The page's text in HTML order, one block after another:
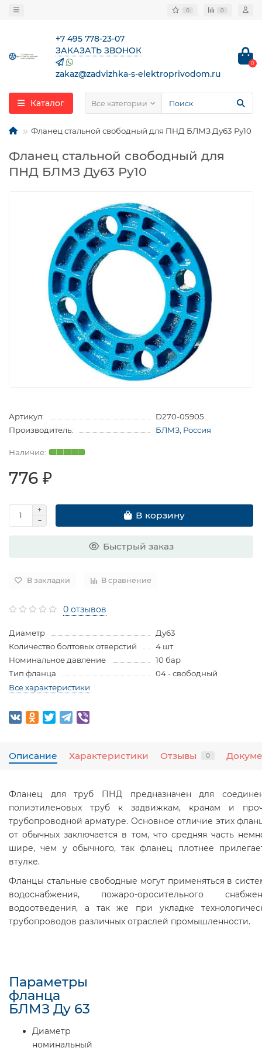
0 0
+7 495 778-23-07
ЗАКАЗАТЬ ЗВОНОК
zakaz@zadvizhka-s-elektroprivodom.ru
0
Каталог Все категории
Фланец стальной свободный для ПНД БЛМЗ Ду63 Ру10
Фланец стальной свободный для
ПНД БЛМЗ Ду63 Ру10
Артикул:
D270-05905
Производитель:
БЛМЗ, Россия
776 ₽
В корзину
Быстрый заказ
В закладки В сравнение
0 отзывов
Диаметр
Ду63
Количество болтовых отверстий
4 шт
Номинальное давление
10 бар
Тип фланца
04 - свободный
Все характеристики
Описание Характеристики Отзывы 0
Фланец для труб ПНД предназначен для
полиэтиленовых труб к задвижкам, кранам и
трубопроводной арматуре. Основное отличие этих
от обычных заключается в том, что средняя часть
шире, чем у обычного, так фланец плотнее
втулке.
Фланцы стальные свободные могут применяться в
водоснабжения, пожаро-оросительного
водоотведения, а так же при укладке
трубопроводов различных отраслей промышленности.
Параметры
фланца
БЛМЗ Ду 63
Диаметр
номинальный